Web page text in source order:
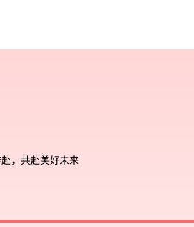
，共赴美好未来